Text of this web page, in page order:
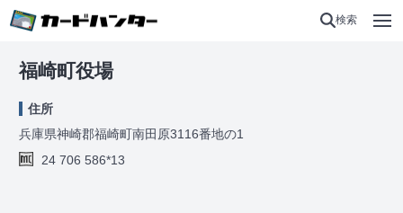
検索
福崎町役場
住所
兵庫県神崎郡福崎町南田原3116番地の1
24 706 586*13